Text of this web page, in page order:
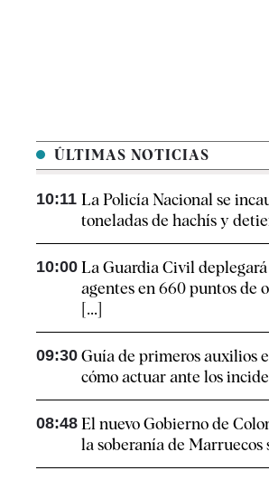
ÚLTIMAS NOTICIAS
10:11 La Policía Nacional se
toneladas de hachís y
10:00 La Guardia Civil
agentes en 660 puntos de
[...]
09:30 Guía de primeros auxilios
cómo actuar ante los
08:48 El nuevo Gobierno de
la soberanía de Marruecos